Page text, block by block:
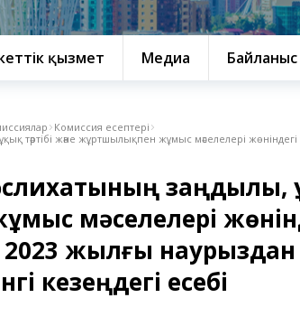
қызмет Медиа Байланыс
Комиссия есептері
тәртібі және жұртшылықпен жұмыс мәселелері жөніндегі
заңдылық,
мәселелері
жылғы
кезеңдегі есебі